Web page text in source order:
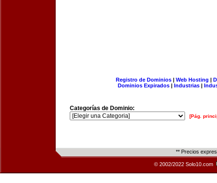
Registro de Dominios| Web Hosting |
Dominios Expirados | Industrias |
Categorías de Dominio:
[Pág.
** Precios
© 2002/2022 Solo10.com